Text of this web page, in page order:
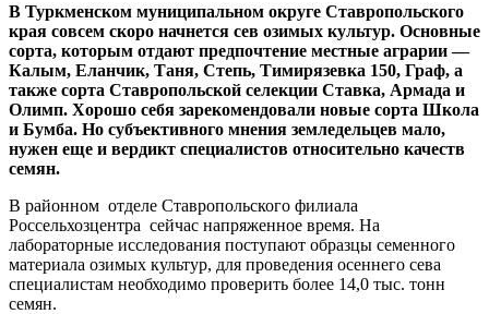
В Туркменском муниципальном округе Ставропольского
края совсем скоро начнется сев озимых культур. Основные
сорта, которым отдают предпочтение местные аграрии —
Калым, Еланчик, Таня, Степь, Тимирязевка 150, Граф, а
также сорта Ставропольской селекции Ставка, Армада и
Олимп. Хорошо себя зарекомендовали новые сорта Школа
и Бумба. Но субъективного мнения земледельцев мало,
нужен еще и вердикт специалистов относительно качеств
семян.
В районном отделе Ставропольского филиала
Россельхозцентра сейчас напряженное время. На
лабораторные исследования поступают образцы семенного
материала озимых культур, для проведения осеннего сева
специалистам необходимо проверить более 14,0 тыс. тонн
семян.